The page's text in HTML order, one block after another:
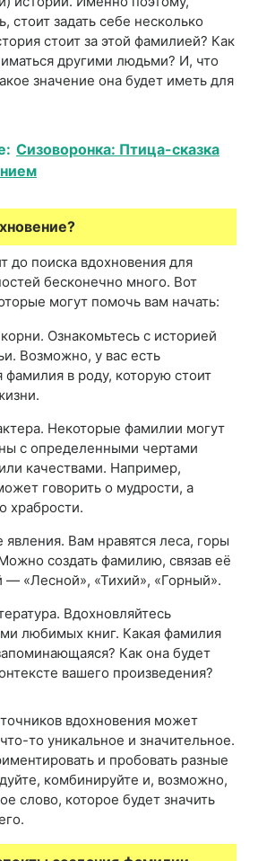
стоит задать себе несколько
стоит за этой фамилией? Как
другими людьми? И, что
значение она будет иметь для
Сизоворонка: Птица-сказка
до поиска вдохновения для
бесконечно много. Вот
могут помочь вам начать:
Ознакомьтесь с историей
Возможно, у вас есть
фамилия в роду, которую стоит
Некоторые фамилии могут
с определенными чертами
качествами. Например,
говорить о мудрости, а
храбрости.
Вам нравятся леса, горы
создать фамилию, связав её
— «Лесной», «Тихий», «Горный».
Вдохновляйтесь
любимых книг. Какая фамилия
Как она будет
вашего произведения?
вдохновения может
то уникальное и значительное.
и пробовать разные
комбинируйте и, возможно,
слово, которое будет значить